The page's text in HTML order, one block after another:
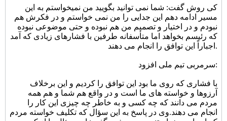
کی روش گفت: شما نمی توانید بگویید من نمیخواستم به این
مسیر ادامه دهم این جدایی را من نمی خواستم و در فکرش هم
نبودم و در اختیار و تصمیم من هم نبوده و حتی موضوعی نبوده
که رئیسم بخواهد اما متأسفانه طرفین با فشارهای زیادی که آمد
اجباراً این توافق را انجام می دهند.
سرمربی تیم ملی افزود:
با فشاری که روی ما بود این توافق را کردیم و این برخلاف
آرزوها و خواسته های ما است و در واقع هم شما و هم همه
مردم می دانند که چه کسی و به خاطر چه چیزی این کار را
انجام می دهند.وی در پاسخ به این سؤال که تکلیف خواسته مردم